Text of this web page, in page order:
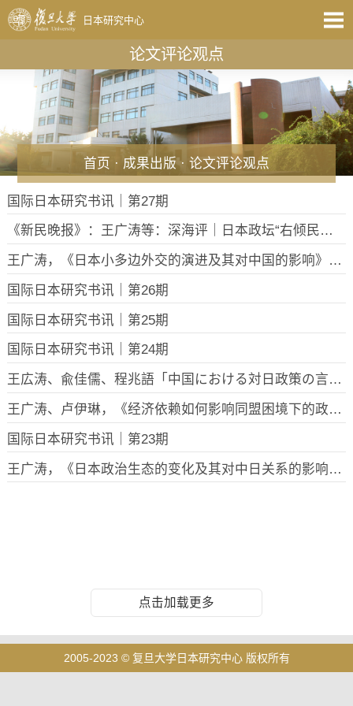
日本研究中心
论文评论观点
首页 · 成果出版· 论文评论观点
国际日本研究书讯｜第27期
《新民晚报》：王广涛等：深海评｜日本政坛“右倾民粹化”动向值得警惕
王广涛，《日本小多边外交的演进及其对中国的影响》，《复旦学报（社会科学版）》，2025年第4期
国际日本研究书讯｜第26期
国际日本研究书讯｜第25期
国际日本研究书讯｜第24期
王広涛、兪佳儒、程兆語「中国における対日政策の言説空間 ―国際関係·日本研究機関誌を手掛かりに（2016–2023）―」、『東北アジア研究』、第29号、2025年
王广涛、卢伊琳，《经济依赖如何影响同盟困境下的政策选择？——基于日本在中东的外交实践》，《当代亚太》， 2025年第1期
国际日本研究书讯｜第23期
王广涛，《日本政治生态的变化及其对中日关系的影响》，《东北亚论坛》，2025年第1期
点击加载更多
2005-2023 © 复旦大学日本研究中心 版权所有